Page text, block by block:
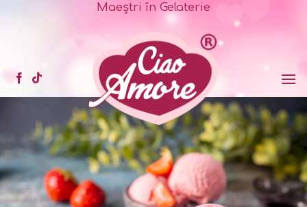
Maeștri în Gelaterie